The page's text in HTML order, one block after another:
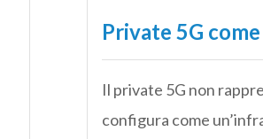
Private 5G
Il private 5G non
configura come